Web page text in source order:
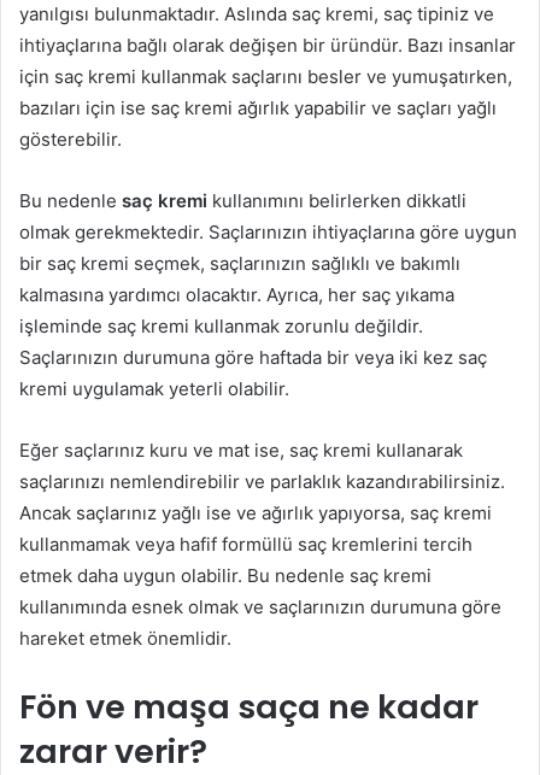
yanılgısı bulunmaktadır. Aslında saç kremi, saç tipiniz ve
ihtiyaçlarına bağlı olarak değişen bir üründür. Bazı insanlar
için saç kremi kullanmak saçlarını besler ve yumuşatırken,
bazıları için ise saç kremi ağırlık yapabilir ve saçları yağlı
gösterebilir.
Bu nedenle saç kremi kullanımını belirlerken dikkatli
olmak gerekmektedir. Saçlarınızın ihtiyaçlarına göre uygun
bir saç kremi seçmek, saçlarınızın sağlıklı ve bakımlı
kalmasına yardımcı olacaktır. Ayrıca, her saç yıkama
işleminde saç kremi kullanmak zorunlu değildir.
Saçlarınızın durumuna göre haftada bir veya iki kez saç
kremi uygulamak yeterli olabilir.
Eğer saçlarınız kuru ve mat ise, saç kremi kullanarak
saçlarınızı nemlendirebilir ve parlaklık kazandırabilirsiniz.
Ancak saçlarınız yağlı ise ve ağırlık yapıyorsa, saç kremi
kullanmamak veya hafif formüllü saç kremlerini tercih
etmek daha uygun olabilir. Bu nedenle saç kremi
kullanımında esnek olmak ve saçlarınızın durumuna göre
hareket etmek önemlidir.
Fön ve maşa saça ne kadar
zarar verir?